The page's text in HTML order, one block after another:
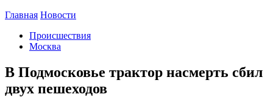
Главная Новости
Происшествия
Москва
В Подмосковье трактор насмерть сбил
двух пешеходов